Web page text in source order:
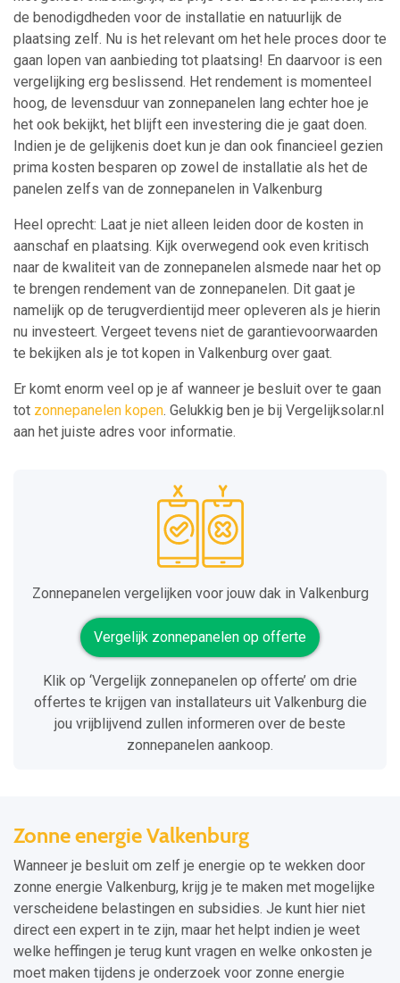
de benodigdheden voor de installatie en natuurlijk de
plaatsing zelf. Nu is het relevant om het hele proces door te
gaan lopen van aanbieding tot plaatsing! En daarvoor is een
vergelijking erg beslissend. Het rendement is momenteel
hoog, de levensduur van zonnepanelen lang echter hoe je
het ook bekijkt, het blijft een investering die je gaat doen.
Indien je de gelijkenis doet kun je dan ook financieel gezien
prima kosten besparen op zowel de installatie als het de
panelen zelfs van de zonnepanelen in Valkenburg
Heel oprecht: Laat je niet alleen leiden door de kosten in
aanschaf en plaatsing. Kijk overwegend ook even kritisch
naar de kwaliteit van de zonnepanelen alsmede naar het op
te brengen rendement van de zonnepanelen. Dit gaat je
namelijk op de terugverdientijd meer opleveren als je hierin
nu investeert. Vergeet tevens niet de garantievoorwaarden
te bekijken als je tot kopen in Valkenburg over gaat.
Er komt enorm veel op je af wanneer je besluit over te gaan
tot zonnepanelen kopen. Gelukkig ben je bij Vergelijksolar.nl
aan het juiste adres voor informatie.
Zonnepanelen vergelijken voor jouw dak in Valkenburg
Vergelijk zonnepanelen op offerte
Klik op ‘Vergelijk zonnepanelen op offerte’ om drie
offertes te krijgen van installateurs uit Valkenburg die
jou vrijblijvend zullen informeren over de beste
zonnepanelen aankoop.
Zonne energie Valkenburg
Wanneer je besluit om zelf je energie op te wekken door
zonne energie Valkenburg, krijg je te maken met mogelijke
verscheidene belastingen en subsidies. Je kunt hier niet
direct een expert in te zijn, maar het helpt indien je weet
welke heffingen je terug kunt vragen en welke onkosten je
moet maken tijdens je onderzoek voor zonne energie